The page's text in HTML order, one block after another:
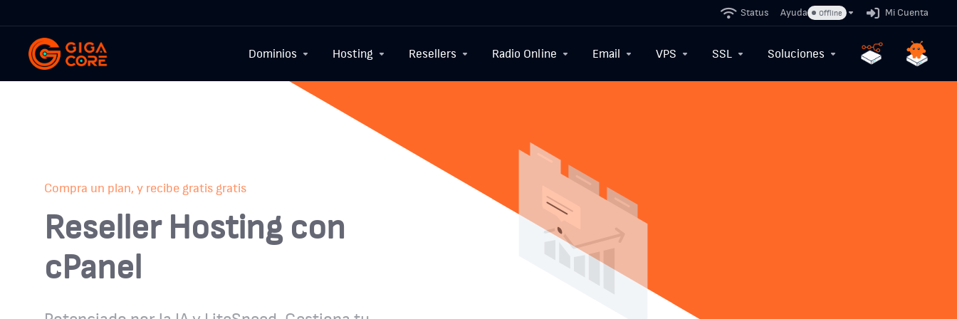
Status Ayuda Offline Mi Cuenta
Dominios Hosting Resellers Radio Online Email VPS SSL Soluciones
Desde USD$19.99/mes
Descubre nuestros
servidores VPS